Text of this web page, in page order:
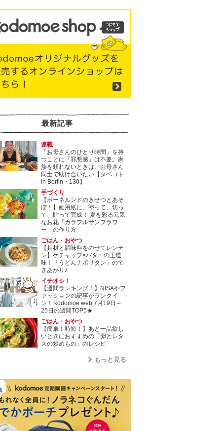
最新記事
連載
「お母さんのひとり時間」を持
つことに「罪悪感」は不要。家
族を頼れないときは、お母さん
同士で助け合いたい【タベコト
in Berlin・130】
手づくり
【ボーネルンドのきせつとあそ
ぼ！】画用紙に、塗って、切っ
て、貼って完成！ 夏を彩る元気
なお花「カラフルサンフラワ
ー」の作り方
ごはん・おやつ
【具材と調味料をのせてレンチ
ン】ケチャップ×バターの王道
味！「うどんナポリタン」ので
きあがり♪
イチオシ！
【週間ランキング！】NISAやフ
ァッションの記事がランクイ
ン！ kodomoe web 7月19日～
25日の週間TOP5★
ごはん・おやつ
【簡単！時短！】あと一品欲し
いときにおすすめの「卵とレタ
スの炒めもの」のレシピ
もっと見る